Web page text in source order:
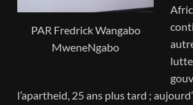
PAR Fredrick Wangabo
MweneNgabo
l’apartheid, 25 ans plus tard ;